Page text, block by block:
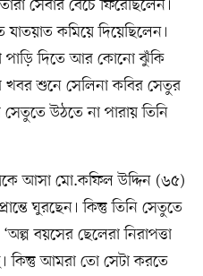
সেবার বেঁচে ফিরেছিলেন।
যাতয়াত কমিয়ে দিয়েছিলেন।
পাড়ি দিতে আর কোনো ঝুঁকি
খবর শুনে সেলিনা কবির সেতুর
সেতুতে উঠতে না পারায় তিনি
আসা মো.কফিল উদ্দিন (৬৫)
ঘুরছেন। কিন্তু তিনি সেতুতে
বয়সের ছেলেরা নিরাপত্তা
কিন্তু আমরা তো সেটা করতে